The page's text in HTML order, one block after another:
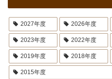
2027年度 2026年度
2023年度 2022年度
2019年度 2018年度
2015年度